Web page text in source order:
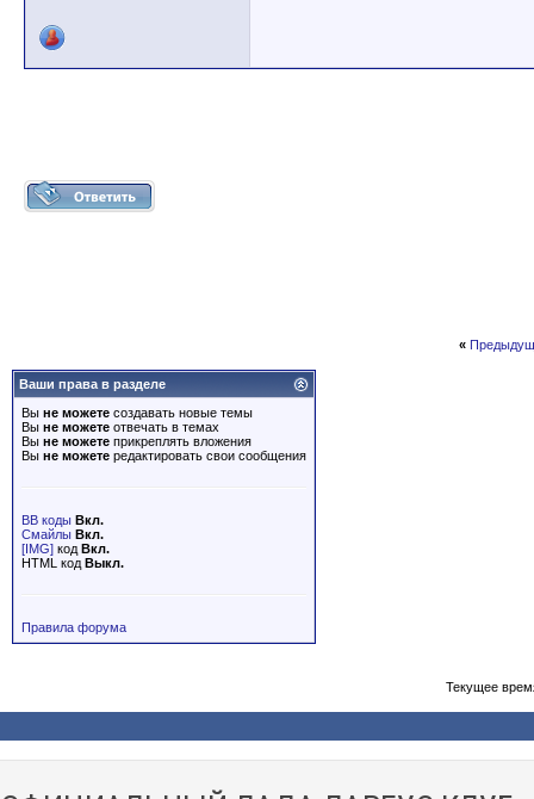
«
Ваши права в разделе
Вы не можете создавать новые темы
Вы не можете отвечать в темах
Вы не можете прикреплять вложения
Вы не можете редактировать свои сообщения
BB коды Вкл.
Смайлы Вкл.
[IMG] код Вкл.
HTML код Выкл.
Правила форума
Текущее